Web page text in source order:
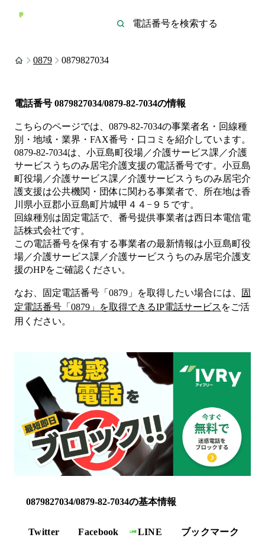
0879 0879827034
電話番号 0879827034/0879-82-7034の情報
こちらのページでは、 0879-82-7034の事業者名・回線種
別・地域・業界・FAX番号・口コミを紹介しています。
0879-82-7034は、 小豆島町役場／介護サービス課／介護
サービスうちのみ居宅介護支援の電話番号です。 小豆島
町役場／介護サービス課／介護サービスうちのみ居宅介
護支援は公共機関・団体に関わる事業者で、所在地は香
川県小豆郡小豆島町片城甲４４−９５ です。
回線種別は固定電話で、番号提供事業者は西日本電信電
話株式会社です。
この電話番号を保有する事業者の最新情報は小豆島町役
場／介護サービス課／介護サービスうちのみ居宅介護支
援のHPをご確認ください。
なお、固定電話番号「 0879 」を取得したい場合には、
固
定電話番号「 0879 」を取得できるIP電話サービス をご活
用ください。
0879827034/0879-82-7034の基本情報
Twitter Facebook LINE
ブックマーク